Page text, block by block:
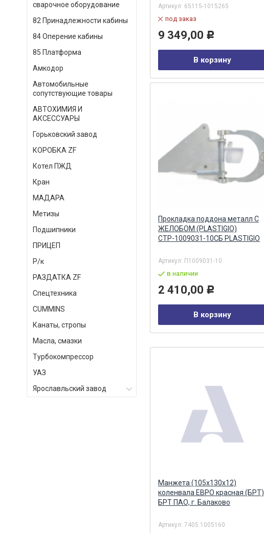
сварочное оборудование
82 Принадлежности кабины
84 Оперение кабины
85 Платформа
Амкодор
Автомобильные
сопутствующие товары
АВТОХИМИЯ И
АКСЕССУАРЫ
Горьковский завод
КОРОБКА ZF
Котел ПЖД
Кран
МАДАРА
Метизы
Подшипники
ПРИЦЕП
Р/к
РАЗДАТКА ZF
Спецтехника
СUMMINS
Канаты, стропы
Масла, смазки
Турбокомпрессор
УАЗ
Ярославльский завод
Артикул: 65115-1015265
под заказ
9 349,00 Р
В корзину
Прокладка поддона металл С
ЖЕЛОБОМ (PLASTIGIO)
СТР-1009031-10СБ PLASTIGIO
Артикул: П1009031-10
в наличии
2 410,00 Р
В корзину
Манжета (105х130х12)
коленвала ЕВРО красная (БРТ)
БРТ ПАО, г. Балаково
Артикул: 7405.1005160